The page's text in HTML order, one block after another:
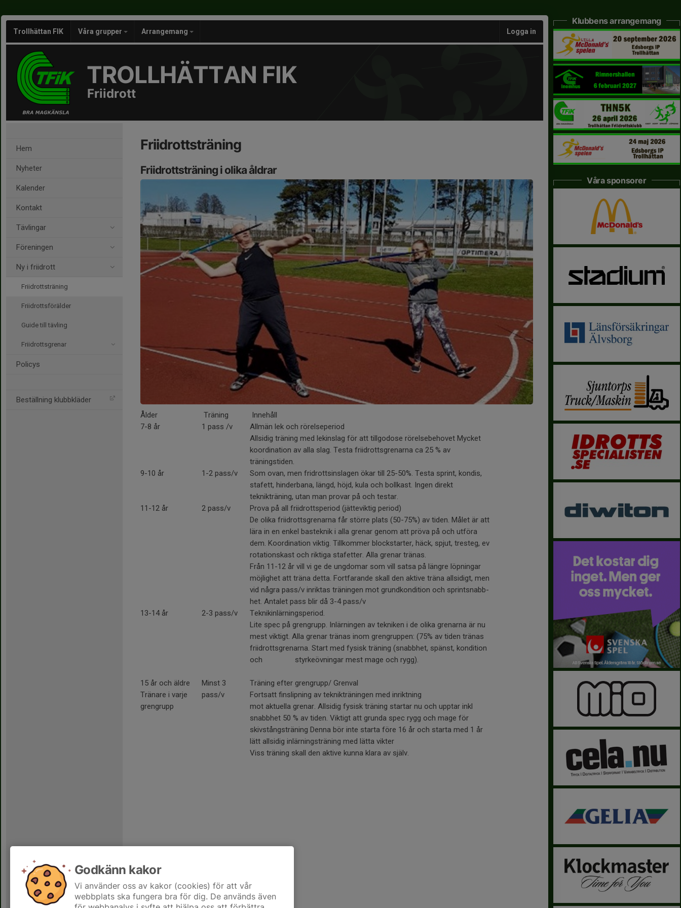
Trollhättan FIK Våra grupper Arrangemang Logga in
TROLLHÄTTAN FIK
Friidrott
Hem
Nyheter
Kalender
Kontakt
Tävlingar
Föreningen
Ny i friidrott
Friidrottsträning
Friidrottsförälder
Guide till tävling
Friidrottsgrenar
Policys
Beställning klubbkläder
Friidrottsträning
Friidrottsträning i olika åldrar
Ålder Träning
Innehåll
7-8 år
1 pass /v
Allmän lek och rörelseperiod
Allsidig träning med lekinslag för att tillgodose rörelsebehovet Mycket
koordination av alla slag. Testa friidrottsgrenarna ca 25 % av
träningstiden.
9-10 år
1-2 pass/v
Som ovan, men fridrottsinslagen ökar till 25-50%. Testa sprint, kondis,
stafett, hinderbana, längd, höjd, kula och bollkast. Ingen direkt
teknikträning, utan man provar på och testar.
11-12 år
2 pass/v
Prova på all friidrottsperiod (jätteviktig period)
De olika friidrottsgrenarna får större plats (50-75%) av tiden. Målet är att
lära in en enkel basteknik i alla grenar genom att pröva på och utföra
dem. Koordination viktig. Tillkommer blockstarter, häck, spjut, tresteg, ev
rotationskast och riktiga stafetter. Alla grenar tränas.
Från 11-12 år vill vi ge de ungdomar som vill satsa på längre löpningar
möjlighet att träna detta. Fortfarande skall den aktive träna allsidigt, men
vid några pass/v inriktas träningen mot grundkondition och sprintsnabb-
het. Antalet pass blir då 3-4 pass/v
13-14 år
2-3 pass/v
Teknikinlärningsperiod.
Lite spec på grengrupp. Inlärningen av tekniken i de olika grenarna är nu
mest viktigt. Alla grenar tränas inom grengruppen: (75% av tiden tränas
friidrottsgrenarna. Start med fysisk träning (snabbhet, spänst, kondition
och styrkeövningar mest mage och rygg).
15 år och äldre
Tränare i varje
grengrupp
Minst 3
pass/v
Träning efter grengrupp/ Grenval
Fortsatt finslipning av teknikträningen med inriktning
mot aktuella grenar. Allsidig fysisk träning startar nu och upptar inkl
snabbhet 50 % av tiden. Viktigt att grunda spec rygg och mage för
skivstångsträning Denna bör inte starta före 16 år och starta med 1 år
lätt allsidig inlärningsträning med lätta vikter
Viss träning skall den aktive kunna klara av själv.
Klubbens arrangemang
Våra sponsorer
Godkänn kakor
Vi använder oss av kakor (cookies) för att vår
webbplats ska fungera bra för dig. De används även